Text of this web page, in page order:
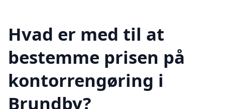
Hvad er med til at
bestemme prisen på
kontorrengøring i
Brundby?